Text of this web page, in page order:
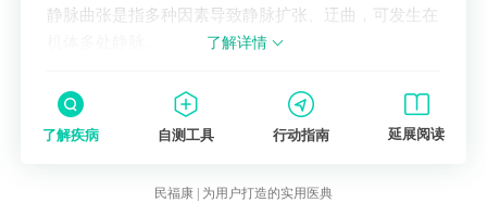
静脉曲张是指多种因素导致静脉扩张、迂曲，可发生在
了解详情
了解疾病 自测工具 行动指南 延展阅读
民福康 | 为用户打造的实用医典